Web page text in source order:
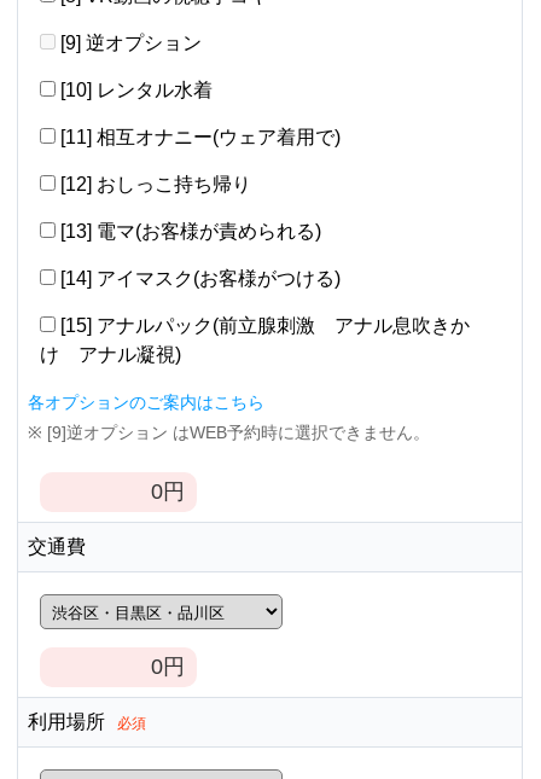
[9] 逆オプション
[10] レンタル水着
[11] 相互オナニー(ウェア着用で)
[12] おしっこ持ち帰り
[13] 電マ(お客様が責められる)
[14] アイマスク(お客様がつける)
[15] アナルパック(前立腺刺激 アナル息吹きか
け アナル凝視)
各オプションのご案内はこちら
※ [9]逆オプション はWEB予約時に選択できません。
0円
交通費
0円
利用場所 必須